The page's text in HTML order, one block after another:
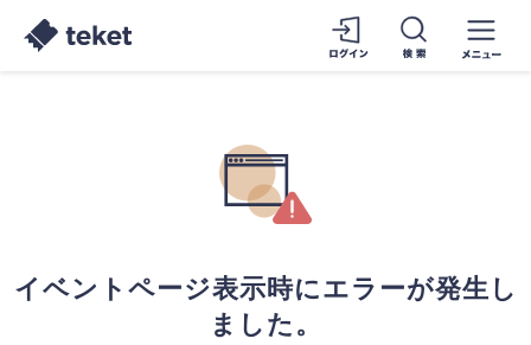
イベントページ表示時にエラーが発生し
ました。